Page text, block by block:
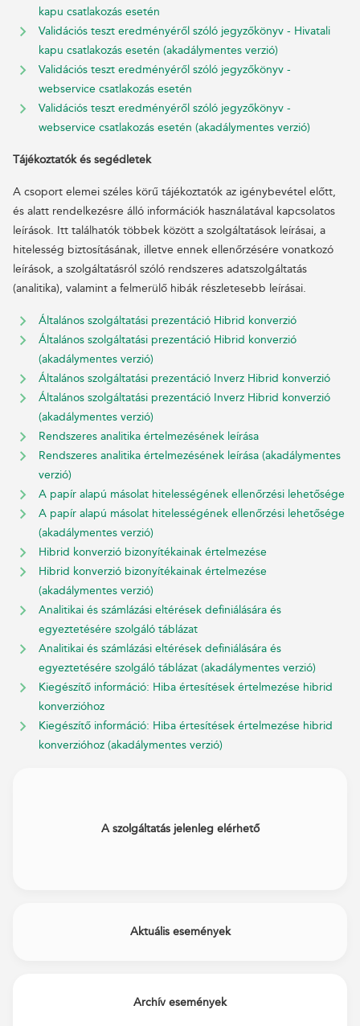
kapu csatlakozás esetén
Validációs teszt eredményéről szóló jegyzőkönyv - Hivatali
kapu csatlakozás esetén (akadálymentes verzió)
Validációs teszt eredményéről szóló jegyzőkönyv -
webservice csatlakozás esetén
Validációs teszt eredményéről szóló jegyzőkönyv -
webservice csatlakozás esetén (akadálymentes verzió)
Tájékoztatók és segédletek
A csoport elemei széles körű tájékoztatók az igénybevétel előtt,
és alatt rendelkezésre álló információk használatával kapcsolatos
leírások. Itt találhatók többek között a szolgáltatások leírásai, a
hitelesség biztosításának, illetve ennek ellenőrzésére vonatkozó
leírások, a szolgáltatásról szóló rendszeres adatszolgáltatás
(analitika), valamint a felmerülő hibák részletesebb leírásai.
Általános szolgáltatási prezentáció Hibrid konverzió
Általános szolgáltatási prezentáció Hibrid konverzió
(akadálymentes verzió)
Általános szolgáltatási prezentáció Inverz Hibrid konverzió
Általános szolgáltatási prezentáció Inverz Hibrid konverzió
(akadálymentes verzió)
Rendszeres analitika értelmezésének leírása
Rendszeres analitika értelmezésének leírása (akadálymentes
verzió)
A papír alapú másolat hitelességének ellenőrzési lehetősége
A papír alapú másolat hitelességének ellenőrzési lehetősége
(akadálymentes verzió)
Hibrid konverzió bizonyítékainak értelmezése
Hibrid konverzió bizonyítékainak értelmezése
(akadálymentes verzió)
Analitikai és számlázási eltérések definiálására és
egyeztetésére szolgáló táblázat
Analitikai és számlázási eltérések definiálására és
egyeztetésére szolgáló táblázat (akadálymentes verzió)
Kiegészítő információ: Hiba értesítések értelmezése hibrid
konverzióhoz
Kiegészítő információ: Hiba értesítések értelmezése hibrid
konverzióhoz (akadálymentes verzió)
A szolgáltatás jelenleg elérhető
Aktuális események
Archív események